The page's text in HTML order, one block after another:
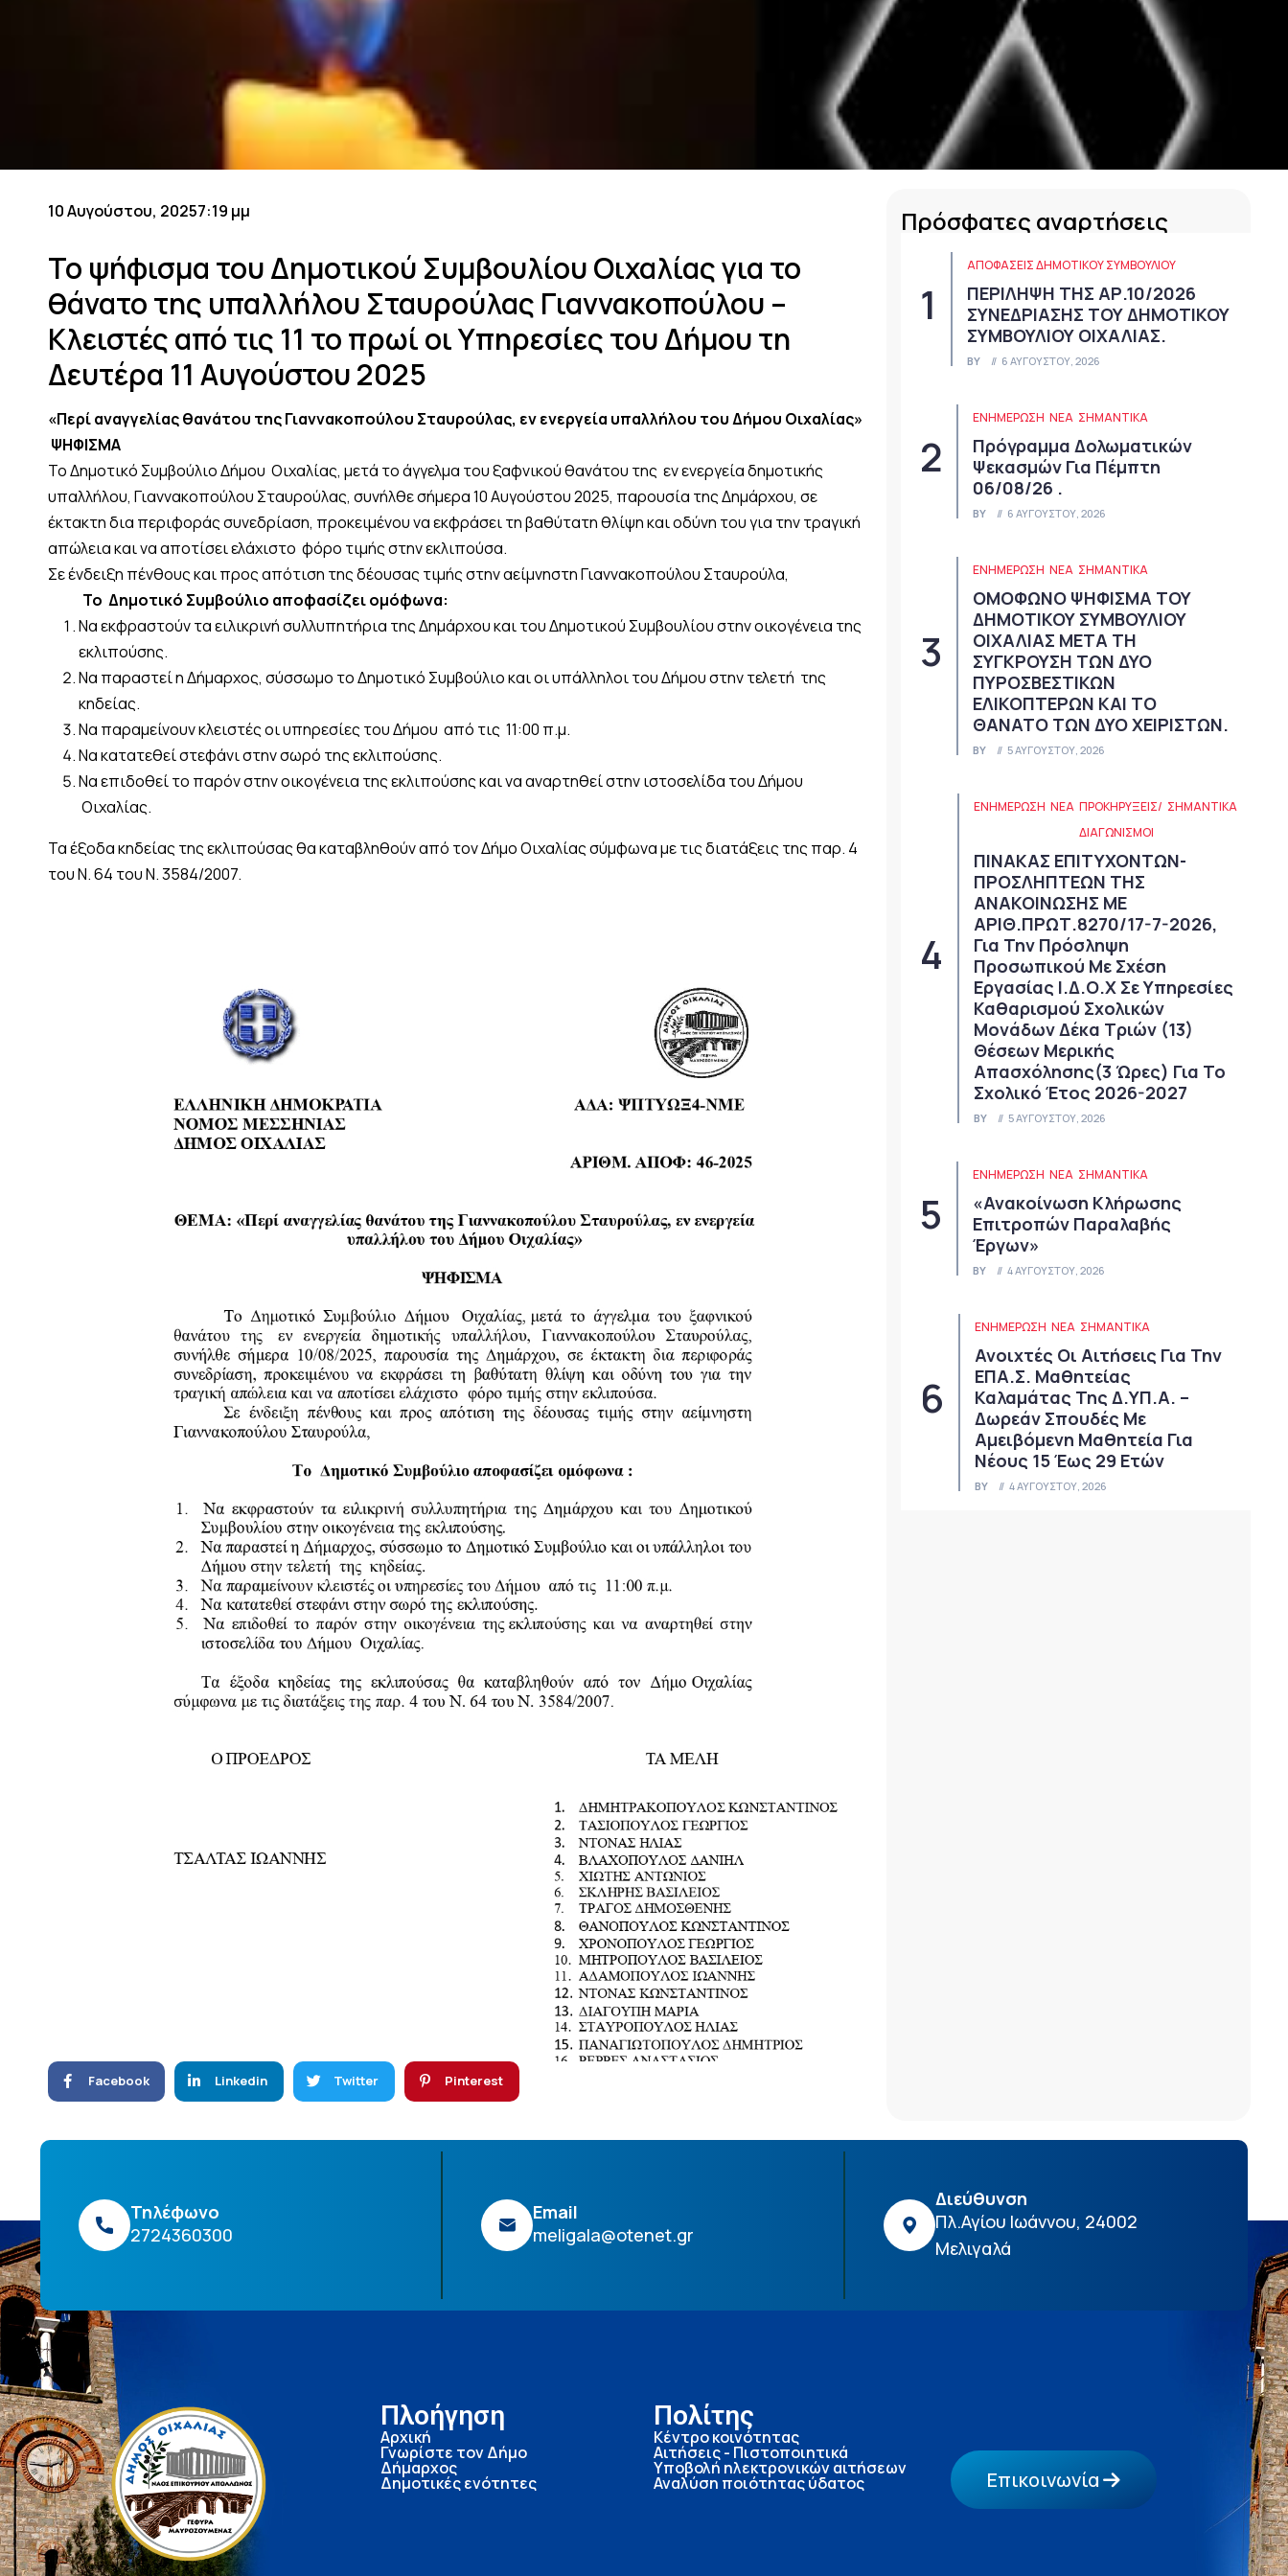
10 Αυγούστου, 20257:19 μμ
Το ψήφισμα του Δημοτικού Συμβουλίου Οιχαλίας για το
θάνατο της υπαλλήλου Σταυρούλας Γιαννακοπούλου –
Κλειστές από τις 11 το πρωί οι Υπηρεσίες του Δήμου τη
Δευτέρα 11 Αυγούστου 2025
«Περί αναγγελίας θανάτου της Γιαννακοπούλου Σταυρούλας, εν ενεργεία υπαλλήλου του Δήμου Οιχαλίας»
ΨΗΦΙΣΜΑ
Το Δημοτικό Συμβούλιο Δήμου Οιχαλίας, μετά το άγγελμα του ξαφνικού θανάτου της εν ενεργεία δημοτικής
υπαλλήλου, Γιαννακοπούλου Σταυρούλας, συνήλθε σήμερα 10 Αυγούστου 2025, παρουσία της Δημάρχου, σε
έκτακτη δια περιφοράς συνεδρίαση, προκειμένου να εκφράσει τη βαθύτατη θλίψη και οδύνη του για την τραγική
απώλεια και να αποτίσει ελάχιστο φόρο τιμής στην εκλιπούσα.
Σε ένδειξη πένθους και προς απότιση της δέουσας τιμής στην αείμνηστη Γιαννακοπούλου Σταυρούλα,
Το Δημοτικό Συμβούλιο αποφασίζει ομόφωνα:
Να εκφραστούν τα ειλικρινή συλλυπητήρια της Δημάρχου και του Δημοτικού Συμβουλίου στην οικογένεια της
εκλιπούσης.
Να παραστεί η Δήμαρχος, σύσσωμο το Δημοτικό Συμβούλιο και οι υπάλληλοι του Δήμου στην τελετή της
κηδείας.
Να παραμείνουν κλειστές οι υπηρεσίες του Δήμου από τις 11:00 π.μ.
Να κατατεθεί στεφάνι στην σωρό της εκλιπούσης.
Να επιδοθεί το παρόν στην οικογένεια της εκλιπούσης και να αναρτηθεί στην ιστοσελίδα του Δήμου
Οιχαλίας.
Τα έξοδα κηδείας της εκλιπούσας θα καταβληθούν από τον Δήμο Οιχαλίας σύμφωνα με τις διατάξεις της παρ. 4
του Ν. 64 του Ν. 3584/2007.
Facebook Linkedin Twitter Pinterest
Πρόσφατες αναρτήσεις
ΑΠΟΦΆΣΕΙΣ ΔΗΜΟΤΙΚΟΎ ΣΥΜΒΟΥΛΊΟΥ
ΠΕΡΙΛΗΨΗ ΤΗΣ ΑΡ.10/2026
ΣΥΝΕΔΡΙΑΣΗΣ ΤΟΥ ΔΗΜΟΤΙΚΟΥ
ΣΥΜΒΟΥΛΙΟΥ ΟΙΧΑΛΙΑΣ.
BY 6 ΑΥΓΟΎΣΤΟΥ, 2026
ΕΝΗΜΕΡΩΣΗ ΝΈΑ ΣΗΜΑΝΤΙΚΆ
Πρόγραμμα Δολωματικών
Ψεκασμών Για Πέμπτη
06/08/26 .
BY 6 ΑΥΓΟΎΣΤΟΥ, 2026
ΕΝΗΜΕΡΩΣΗ ΝΈΑ ΣΗΜΑΝΤΙΚΆ
ΟΜΟΦΩΝΟ ΨΗΦΙΣΜΑ ΤΟΥ
ΔΗΜΟΤΙΚΟΥ ΣΥΜΒΟΥΛΙΟΥ
ΟΙΧΑΛΙΑΣ ΜΕΤΑ ΤΗ
ΣΥΓΚΡΟΥΣΗ ΤΩΝ ΔΥΟ
ΠΥΡΟΣΒΕΣΤΙΚΩΝ
ΕΛΙΚΟΠΤΕΡΩΝ ΚΑΙ ΤΟ
ΘΑΝΑΤΟ ΤΩΝ ΔΥΟ ΧΕΙΡΙΣΤΩΝ.
BY 5 ΑΥΓΟΎΣΤΟΥ, 2026
ΕΝΗΜΕΡΩΣΗ ΝΈΑ ΠΡΟΚΗΡΎΞΕΙΣ/
ΔΙΑΓΩΝΙΣΜΟΊ
ΣΗΜΑΝΤΙΚΆ
ΠΙΝΑΚΑΣ ΕΠΙΤΥΧΟΝΤΩΝ-
ΠΡΟΣΛΗΠΤΕΩΝ ΤΗΣ
ΑΝΑΚΟΙΝΩΣΗΣ ΜΕ
ΑΡΙΘ.ΠΡΩΤ.8270/17-7-2026,
Για Την Πρόσληψη
Προσωπικού Με Σχέση
Εργασίας Ι.Δ.Ο.Χ Σε Υπηρεσίες
Καθαρισμού Σχολικών
Μονάδων Δέκα Τριών (13)
Θέσεων Μερικής
Απασχόλησης(3 Ώρες) Για Το
Σχολικό Έτος 2026-2027
BY 5 ΑΥΓΟΎΣΤΟΥ, 2026
ΕΝΗΜΕΡΩΣΗ ΝΈΑ ΣΗΜΑΝΤΙΚΆ
«Ανακοίνωση Κλήρωσης
Επιτροπών Παραλαβής
Έργων»
BY 4 ΑΥΓΟΎΣΤΟΥ, 2026
ΕΝΗΜΕΡΩΣΗ ΝΈΑ ΣΗΜΑΝΤΙΚΆ
Ανοιχτές Οι Αιτήσεις Για Την
ΕΠΑ.Σ. Μαθητείας
Καλαμάτας Της Δ.ΥΠ.Α. –
Δωρεάν Σπουδές Με
Αμειβόμενη Μαθητεία Για
Νέους 15 Έως 29 Ετών
BY 4 ΑΥΓΟΎΣΤΟΥ, 2026
Τηλέφωνο
2724360300
Email
meligala@otenet.gr
Διεύθυνση
Πλ.Αγίου Ιωάννου, 24002
Μελιγαλά
Πλοήγηση
Αρχική
Γνωρίστε τον Δήμο
Δήμαρχος
Δημοτικές ενότητες
Πολίτης
Κέντρο κοινότητας
Αιτήσεις - Πιστοποιητικά
Υποβολή ηλεκτρονικών αιτήσεων
Αναλύση ποιότητας ύδατος Επικοινωνία